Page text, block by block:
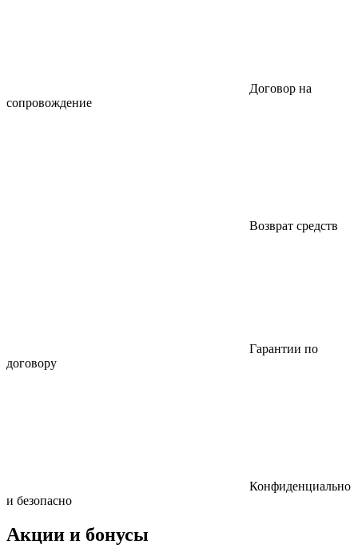
Договор на
сопровождение
Возврат средств
Гарантии по
договору
Конфиденциально
и безопасно
Акции и бонусы